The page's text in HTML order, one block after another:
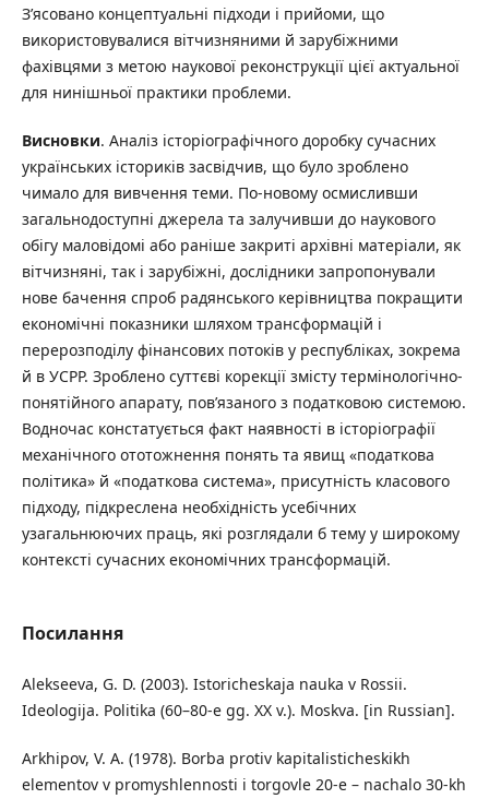
З’ясовано концептуальні підходи і прийоми, що
використовувалися вітчизняними й зарубіжними
фахівцями з метою наукової реконструкції цієї актуальної
для нинішньої практики проблеми.
Висновки. Аналіз історіографічного доробку сучасних
українських істориків засвідчив, що було зроблено
чимало для вивчення теми. По-новому осмисливши
загальнодоступні джерела та залучивши до наукового
обігу маловідомі або раніше закриті архівні матеріали, як
вітчизняні, так і зарубіжні, дослідники запропонували
нове бачення спроб радянського керівництва покращити
економічні показники шляхом трансформацій і
перерозподілу фінансових потоків у республіках, зокрема
й в УСРР. Зроблено суттєві корекції змісту термінологічно-
понятійного апарату, пов’язаного з податковою системою.
Водночас констатується факт наявності в історіографії
механічного ототожнення понять та явищ «податкова
політика» й «податкова система», присутність класового
підходу, підкреслена необхідність усебічних
узагальнюючих праць, які розглядали б тему у широкому
контексті сучасних економічних трансформацій.
Посилання
Alekseeva, G. D. (2003). Istoricheskaja nauka v Rossii.
Ideologija. Politika (60–80-e gg. XX v.). Moskva. [in Russian].
Arkhipov, V. A. (1978). Borba protiv kapitalisticheskikh
elementov v promyshlennosti i torgovle 20-e – nachalo 30-kh